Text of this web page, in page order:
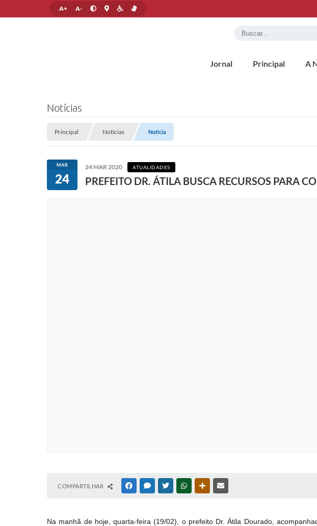
A+ A-
Jornal Principal A
Notícias
Principal Notícias Notícia
MAR
24
24 MAR 2020 ATUALIDADES
PREFEITO DR. ÁTILA BUSCA RECURSOS PARA
COMPARTILHAR FACEBOOKMESSENGER
TWITTERWHATSAPPOUTRAS MÍDIAS
Na manhã de hoje, quarta-feira (19/02), o prefeito Dr. Átila Dourado,